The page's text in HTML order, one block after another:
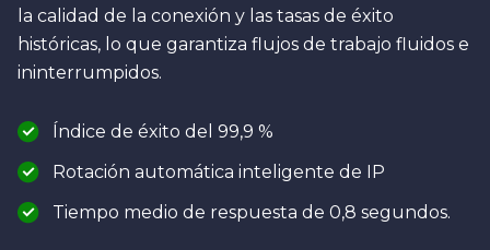
la calidad de la conexión y las tasas de éxito
históricas, lo que garantiza flujos de trabajo fluidos e
ininterrumpidos.
Índice de éxito del 99,9 %
Rotación automática inteligente de IP
Tiempo medio de respuesta de 0,8 segundos.